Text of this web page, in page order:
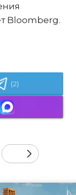
Bloomberg.
(2)